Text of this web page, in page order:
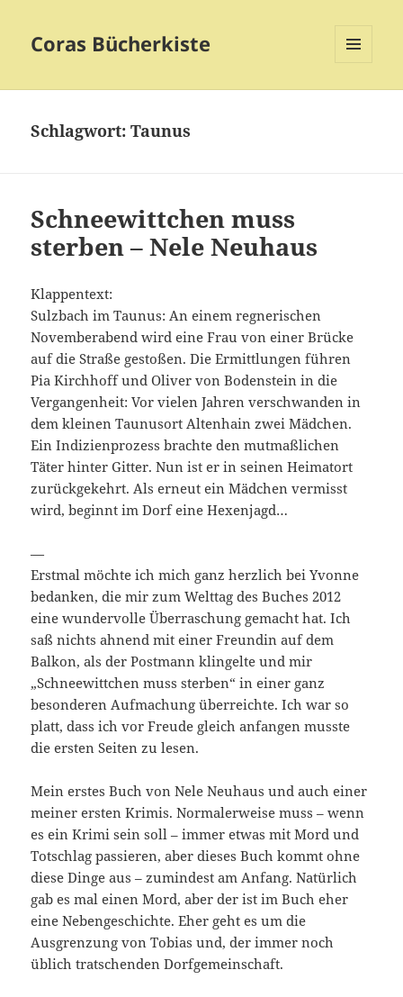
Coras Bücherkiste
Schlagwort:Taunus
Schneewittchen muss
sterben – Nele Neuhaus
Klappentext:
Sulzbach im Taunus: An einem regnerischen
Novemberabend wird eine Frau von einer Brücke
auf die Straße gestoßen. Die Ermittlungen führen
Pia Kirchhoff und Oliver von Bodenstein in die
Vergangenheit: Vor vielen Jahren verschwanden in
dem kleinen Taunusort Altenhain zwei Mädchen.
Ein Indizienprozess brachte den mutmaßlichen
Täter hinter Gitter. Nun ist er in seinen Heimatort
zurückgekehrt. Als erneut ein Mädchen vermisst
wird, beginnt im Dorf eine Hexenjagd…
—
Erstmal möchte ich mich ganz herzlich bei Yvonne
bedanken, die mir zum Welttag des Buches 2012
eine wundervolle Überraschung gemacht hat. Ich
saß nichts ahnend mit einer Freundin auf dem
Balkon, als der Postmann klingelte und mir
„Schneewittchen muss sterben“ in einer ganz
besonderen Aufmachung überreichte. Ich war so
platt, dass ich vor Freude gleich anfangen musste
die ersten Seiten zu lesen.
Mein erstes Buch von Nele Neuhaus und auch einer
meiner ersten Krimis. Normalerweise muss – wenn
es ein Krimi sein soll – immer etwas mit Mord und
Totschlag passieren, aber dieses Buch kommt ohne
diese Dinge aus – zumindest am Anfang. Natürlich
gab es mal einen Mord, aber der ist im Buch eher
eine Nebengeschichte. Eher geht es um die
Ausgrenzung von Tobias und, der immer noch
üblich tratschenden Dorfgemeinschaft.